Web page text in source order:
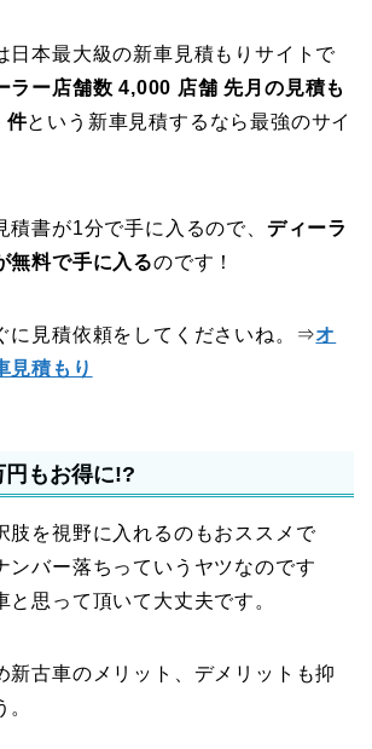
日本最大級の新車見積もりサイトで
ラー店舗数 4,000 店舗 先月の見積も
件という新車見積するなら最強のサイ
積書が1分で手に入るので、 ディーラ
無料で手に入るのです！
に見積依頼をしてくださいね。⇒オ
見積もり
円もお得に!?
肢を視野に入れるのもおススメで
ンバー落ちっていうヤツなのです
と思って頂いて大丈夫です。
新古車のメリット、デメリットも抑